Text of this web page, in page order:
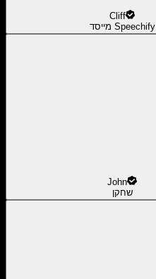
Cliff
מייסד Speechify
John
שחקן